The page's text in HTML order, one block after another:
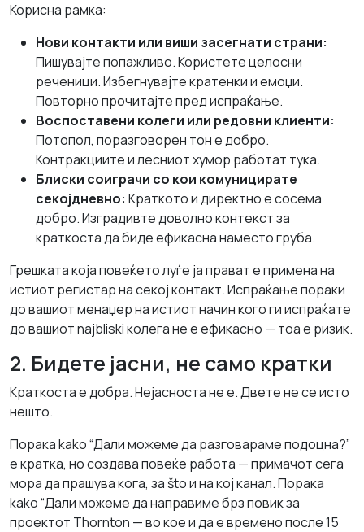
Корисна рамка:
Нови контакти или виши засегнати страни:
Пишувајте попажливо. Користете целосни
реченици. Избегнувајте кратенки и емоџи.
Повторно прочитајте пред испраќање.
Воспоставени колеги или редовни клиенти:
Потопол, поразговорен тон е добро.
Контракциите и лесниот хумор работат тука.
Блиски соиграчи со кои комуницирате
секојдневно: Краткото и директно е сосема
добро. Изградивте доволно контекст за
краткоста да биде ефикасна наместо груба.
Грешката која повеќето луѓе ја прават е примена на
истиот регистар на секој контакт. Испраќање пораки
до вашиот менаџер на истиот начин кого ги испраќате
до вашиот najbliski колега не е ефикасно — тоа е ризик.
2. Бидете јасни, не само кратки
Краткоста е добра. Нејасноста не е. Двете не се исто
нешто.
Порака kako “Дали можеме да разговараме подоцна?”
е кратка, но создава повеќе работа — примачот сега
мора да прашува кога, за što и на кој канал. Порака
kako “Дали можеме да направиме брз повик за
проектот Thornton — во кое и да е времено после 15